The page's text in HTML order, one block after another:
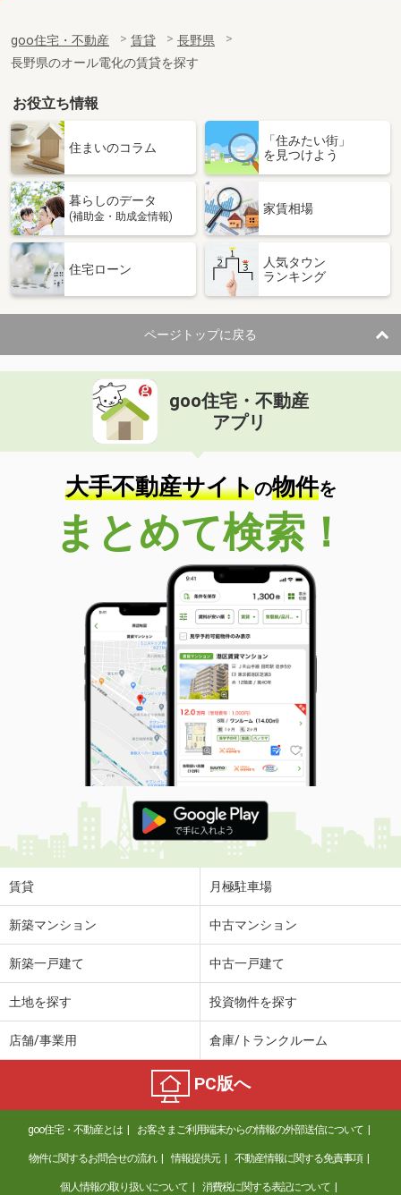
専有面積
26.49m²
間取り
1K
長野県須坂市大字須坂
価 格
6.20万円
長野県須坂市大字須坂
専有面積 20.81m²
間取り
長野県長野市大字稲葉
住 所
長野県長野市大字稲葉
専有面積 26.08m²
間取り
1K
長野県佐久市佐久平駅北
価 格
住 所
長野県佐久市佐久平駅北
専有面積 20.28m²
間取り
1K
長野県茅野市ちの
価 格
4.50万円
長野県茅野市ちの
20.28m²
間取り
1K
長野県塩尻市大字広丘野村
価 格
5.40万円
住 所
長野県塩尻市大字広丘野村
専有面積 23.18m²
間取り
1K
長野県塩尻市大字広丘高出
価 格
4.70万円
住 所
長野県塩尻市大字広丘高出
専有面積
長野県長野市大字稲葉南俣
5.70万円
長野県上田市中央北３丁目
4.01万円
住 所
長野県上田市中央北３丁目
専有面積 28.98m²
間取り
2K
長野県須坂市大字野辺村石町
goo住宅・不動産 賃貸
長野県
長野県のオール電化の賃貸を探す
お役立ち情報
住まいのコラム
「住みたい街」
を見つけよう
暮らしのデータ
(補助金・助成金情報)
家賃相場
住宅ローン
人気タウン
ランキング
ページトップに戻る
goo住宅・不動産
アプリ
大手不動産サイトの物件を
まとめて検索！
賃貸 月極駐車場
新築マンション 中古マンション
新築一戸建て 中古一戸建て
土地を探す 投資物件を探す
店舗/事業用 倉庫/トランクルーム
PC版へ
goo住宅・不動産とは お客さまご利用端末からの情報の外部送信について
物件に関するお問合せの流れ 情報提供元 不動産情報に関する免責事項
個人情報の取り扱いについて 消費税に関する表記について